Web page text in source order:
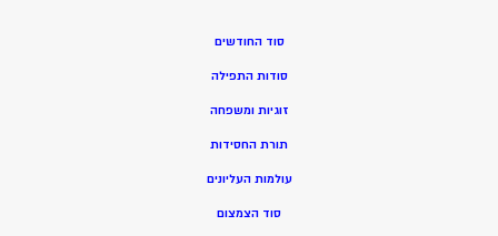
סוד החודשים
סודות התפילה
זוגיות ומשפחה
תורת החסידות
עולמות העליונים
סוד הצמצום